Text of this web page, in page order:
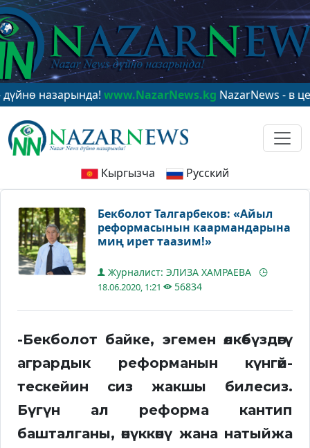
www.NazarNews.kgNazarNews - в центре
Кыргызча Русский
Бекболот Талгарбеков: «Айыл
реформасынын каармандарына
миң ирет таазим!»
Журналист: ЭЛИЗА ХАМРАЕВА
18.06.2020, 1:21 56834
-Бекболот байке, эгемен өлкөбүздөгү
агрардык реформанын күнгөй-
тескейин сиз жакшы билесиз.
Бүгүн ал реформа кантип
башталганы, өнүккөнү жана натыйжа